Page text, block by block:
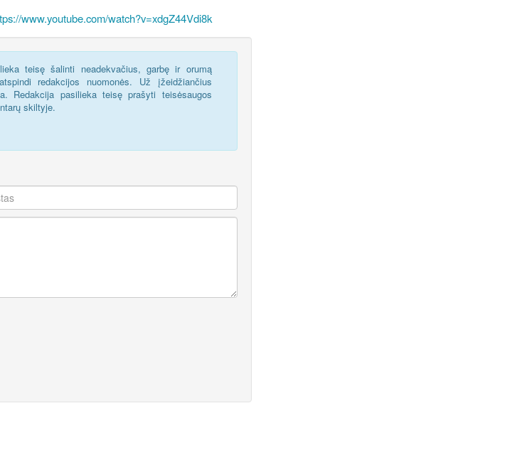
www.youtube.com/watch?v=xdgZ44Vdi8k
teisę šalinti neadekvačius, garbę ir orumą
redakcijos nuomonės. Už įžeidžiančius
Redakcija pasilieka teisę prašyti teisėsaugos
skiltyje.